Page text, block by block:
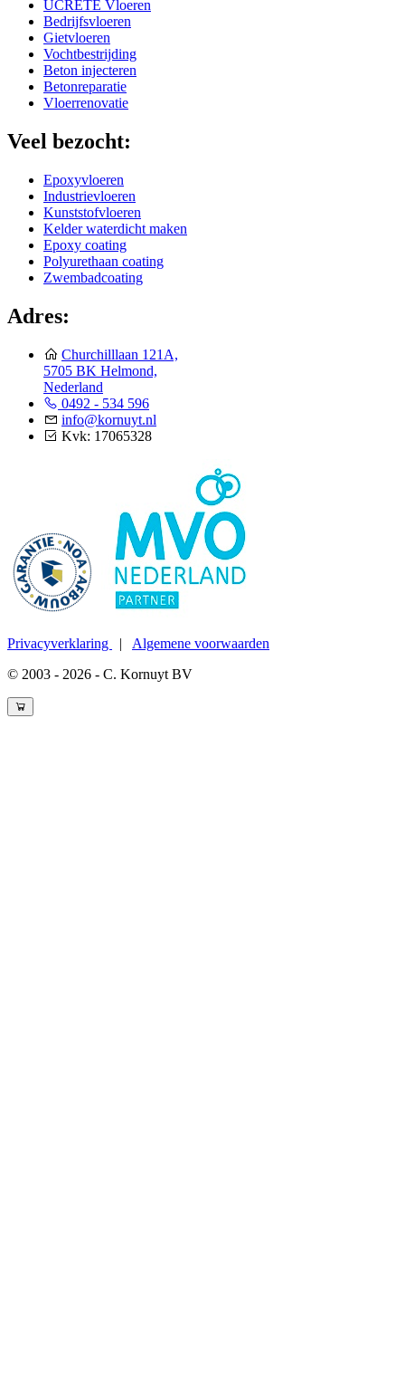
UCRETE Vloeren
Bedrijfsvloeren
Gietvloeren
Vochtbestrijding
Beton injecteren
Betonreparatie
Vloerrenovatie
Veel bezocht:
Epoxyvloeren
Industrievloeren
Kunststofvloeren
Kelder waterdicht maken
Epoxy coating
Polyurethaan coating
Zwembadcoating
Adres:
Churchilllaan 121A,
5705 BK Helmond,
Nederland
0492 - 534 596
info@kornuyt.nl
Kvk: 17065328
Privacyverklaring | Algemene voorwaarden
© 2003 - 2026 - C. Kornuyt BV